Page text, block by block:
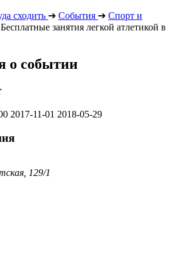
сходить ➔ События ➔ Спорт и
Бесплатные занятия легкой атлетикой в
о событии
2017-11-01 2018-05-29
129/1